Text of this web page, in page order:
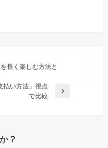
長く楽しむ方法と
払い方法」視点
で比較
？